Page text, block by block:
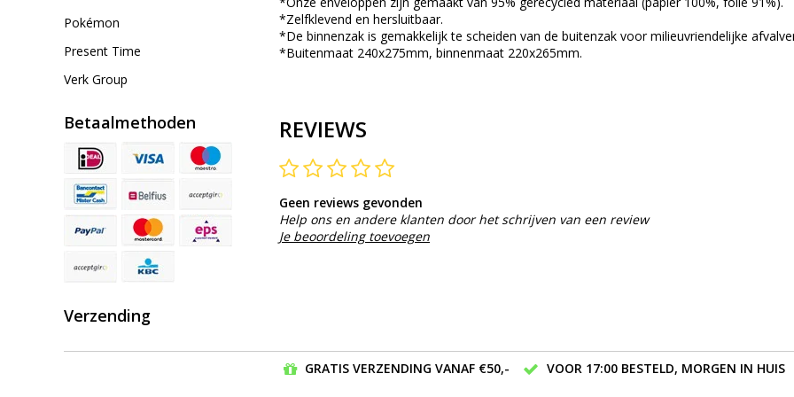
Pokémon
Present Time
Verk Group
Betaalmethoden
Verzending
*Zelfklevend en hersluitbaar.
*De binnenzak is gemakkelijk te scheiden van de buitenzak voor milieuvriendelijke
*Buitenmaat 240x275mm, binnenmaat 220x265mm.
REVIEWS
Geen reviews gevonden
Help ons en andere klanten door het schrijven van een review
Je beoordeling toevoegen
GRATIS VERZENDING VANAF €50,-
VOOR 17:00 BESTELD, MORGEN IN HUIS